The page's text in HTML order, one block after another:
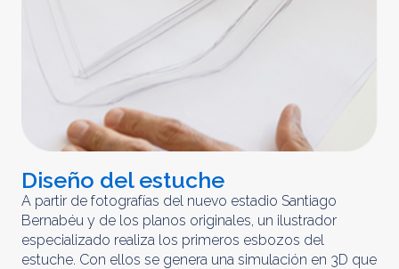
Diseño del estuche
A partir de fotografías del nuevo estadio Santiago
Bernabéu y de los planos originales, un ilustrador
especializado realiza los primeros esbozos del
estuche. Con ellos se genera una simulación en 3D que